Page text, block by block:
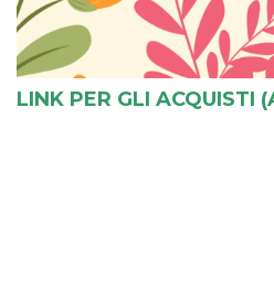
LINK PER GLI ACQUISTI